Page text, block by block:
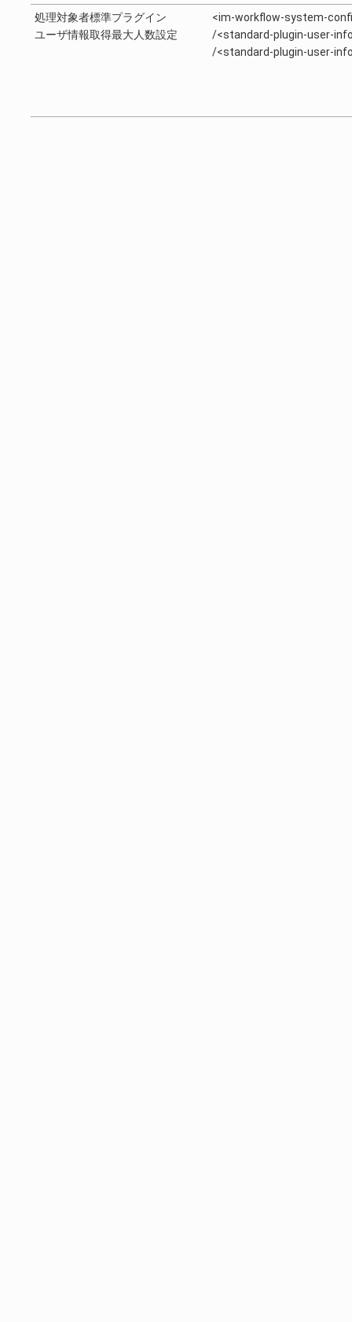
処理対象者標準プラグイン
ユーザ情報取得最大人数設定
<im-workflow-system-
/<standard-plugin-user-
/<standard-plugin-user-